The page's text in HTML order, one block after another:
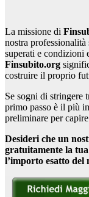
La missione di
nostra
superati e condizioni
Finsubito.org
costruire il proprio
Se sogni di stringere
primo passo è il più
preliminare per
Desideri che un
gratuitamente la
l’importo esatto del